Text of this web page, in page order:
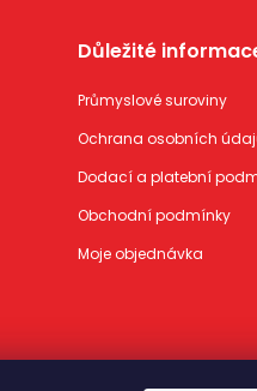
Důležité
Průmyslové suroviny
Ochrana osobních
Dodací a platební
Obchodní podmínky
Moje objednávka